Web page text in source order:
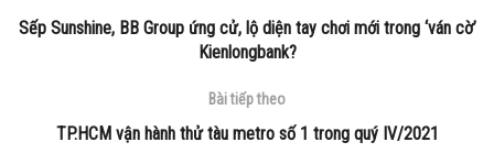
Sếp Sunshine, BB Group ứng cử, lộ diện tay chơi mới trong ‘ván cờ’
Kienlongbank?
Bài tiếp theo
TP.HCM vận hành thử tàu metro số 1 trong quý IV/2021